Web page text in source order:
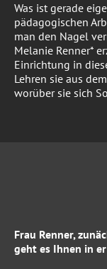
Was ist gerade
pädagogischen
man den Nagel
Melanie Renner*
Einrichtung in
Lehren sie aus
worüber sie sich
Frau Renner,
geht es Ihnen in